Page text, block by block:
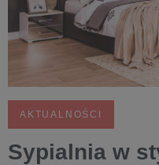
AKTUALNOŚCI
Sypialnia w